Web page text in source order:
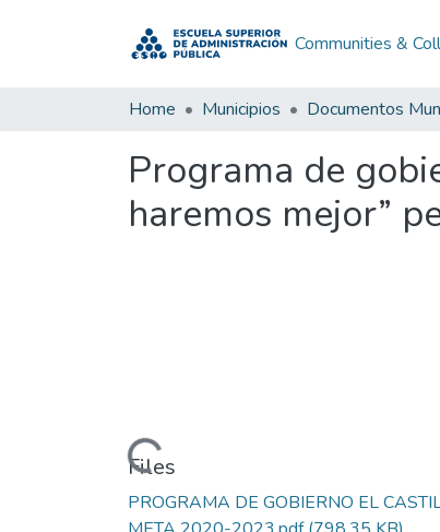
Communities &
Home Municipios Documentos
Programa de
haremos mejor”
Loading...
Files
PROGRAMA DE GOBIERNO EL